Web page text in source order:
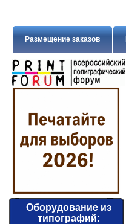
Размещение заказов
Оборудование из
типографий: